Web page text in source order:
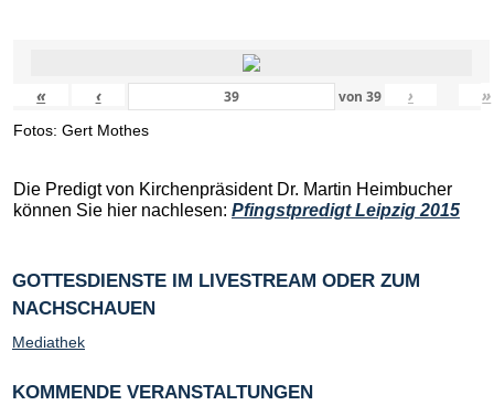
« ‹ von 39 › »
Fotos: Gert Mothes
Die Predigt von Kirchenpräsident Dr. Martin Heimbucher
können Sie hier nachlesen: Pfingstpredigt Leipzig 2015
GOTTESDIENSTE IM LIVESTREAM ODER ZUM
NACHSCHAUEN
Mediathek
KOMMENDE VERANSTALTUNGEN